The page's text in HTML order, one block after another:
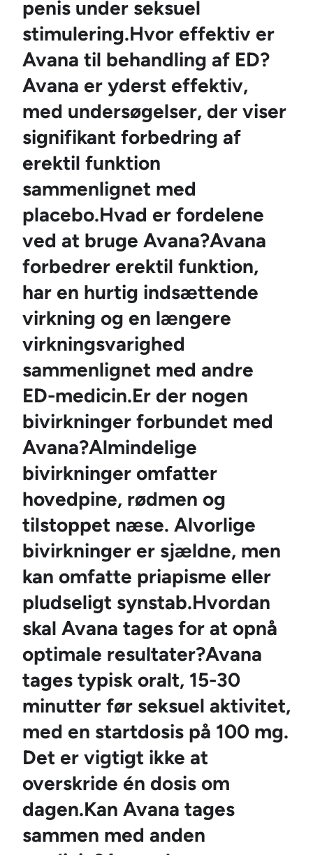
penis under seksuel
stimulering.Hvor effektiv er
Avana til behandling af ED?
Avana er yderst effektiv,
med undersøgelser, der viser
signifikant forbedring af
erektil funktion
sammenlignet med
placebo.Hvad er fordelene
ved at bruge Avana?Avana
forbedrer erektil funktion,
har en hurtig indsættende
virkning og en længere
virkningsvarighed
sammenlignet med andre
ED-medicin.Er der nogen
bivirkninger forbundet med
Avana?Almindelige
bivirkninger omfatter
hovedpine, rødmen og
tilstoppet næse. Alvorlige
bivirkninger er sjældne, men
kan omfatte priapisme eller
pludseligt synstab.Hvordan
skal Avana tages for at opnå
optimale resultater?Avana
tages typisk oralt, 15-30
minutter før seksuel aktivitet,
med en startdosis på 100 mg.
Det er vigtigt ikke at
overskride én dosis om
dagen.Kan Avana tages
sammen med anden